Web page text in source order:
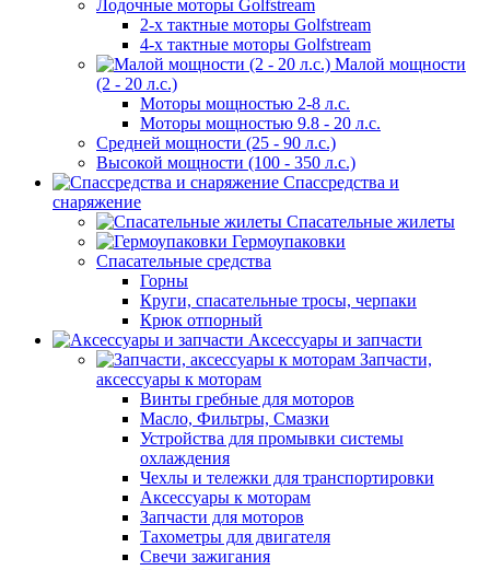
Лодочные моторы Golfstream
2-х тактные моторы Golfstream
4-х тактные моторы Golfstream
Малой мощности
(2 - 20 л.с.)
Моторы мощностью 2-8 л.с.
Моторы мощностью 9.8 - 20 л.с.
Средней мощности (25 - 90 л.с.)
Высокой мощности (100 - 350 л.с.)
Спассредства и
снаряжение
Спасательные жилеты
Гермоупаковки
Спасательные средства
Горны
Круги, спасательные тросы, черпаки
Крюк отпорный
Аксессуары и запчасти
Запчасти,
аксессуары к моторам
Винты гребные для моторов
Масло, Фильтры, Смазки
Устройства для промывки системы
охлаждения
Чехлы и тележки для транспортировки
Аксессуары к моторам
Запчасти для моторов
Тахометры для двигателя
Свечи зажигания